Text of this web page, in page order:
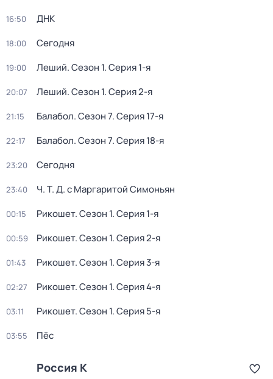
16:50 ДНК
18:00 Сегодня
19:00 Леший. Сезон 1. Серия 1-я
20:07 Леший. Сезон 1. Серия 2-я
21:15 Балабол. Сезон 7. Серия 17-я
22:17 Балабол. Сезон 7. Серия 18-я
23:20 Сегодня
23:40 Ч. T. Д. с Маргаритой Симоньян
00:15 Рикошет. Сезон 1. Серия 1-я
00:59 Рикошет. Сезон 1. Серия 2-я
01:43 Рикошет. Сезон 1. Серия 3-я
02:27 Рикошет. Сезон 1. Серия 4-я
03:11 Рикошет. Сезон 1. Серия 5-я
03:55 Пёс
Россия К